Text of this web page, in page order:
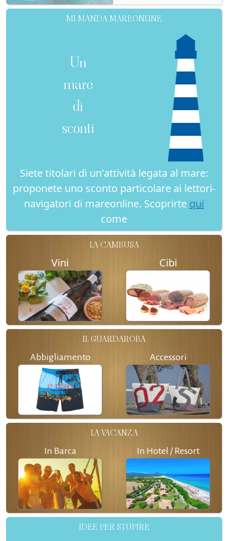
MI MANDA MAREONLINE
Un
mare
di
sconti
Siete titolari di un'attività legata al mare:
proponete uno sconto particolare ai lettori-
navigatori di mareonline. Scoprirte qui
come
LA CAMBUSA
Vini Cibi
IL GUARDAROBA
Abbigliamento Accessori
LA VACANZA
In Barca In Hotel / Resort
IDEE PER STUPIRE